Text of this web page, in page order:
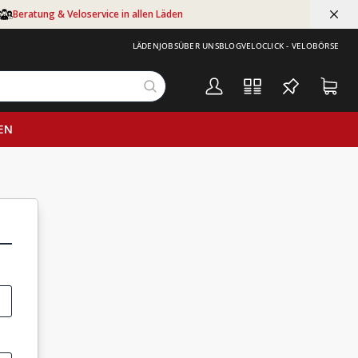
Beratung & Veloservice in allen Läden
LÄDENJOBSÜBER UNSBLOGVELOCLICK - VELOBÖRSE